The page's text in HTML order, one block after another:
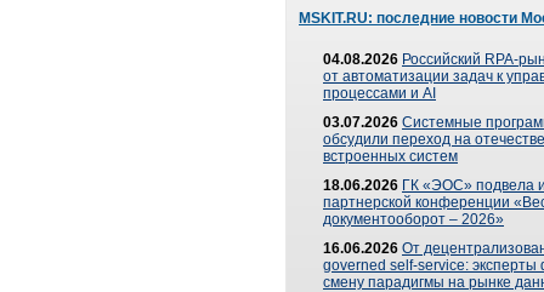
MSKIT.RU: последние новости
04.08.2026 Российский RPA-
от автоматизации задач к
процессами и AI
03.07.2026 Системные
обсудили переход на
встроенных систем
18.06.2026 ГК «ЭОС» подвела
партнерской конференции
документооборот – 2026»
16.06.2026 От
governed self-service: эксперты
смену парадигмы на рынке